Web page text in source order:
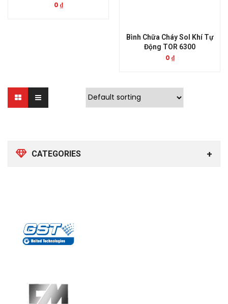
CATEGORIES
0 ₫
Bình Chữa Cháy Sol Khí Tự
Động TOR 6300
0 ₫